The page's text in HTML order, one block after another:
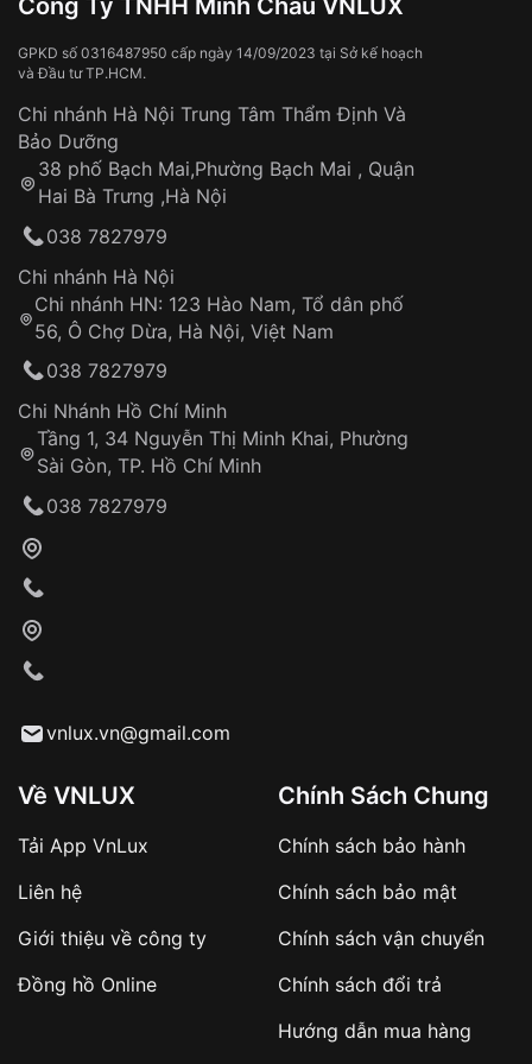
Thời gian vận chuyển trung bình: 3 – 5 ngày
làm việc
Áp dụng cho tất cả tỉnh thành trên toàn quốc
Thời gian tính từ khi xác nhận đơn hàng thành
công
Hotline: 0585 215 215
Từ khóa SEO:
Khách hàng kiểm tra và thanh toán trực tiếp
Từ khóa SEO:
sản phẩm đặc biệt
Khách hàng cần
đặt cọc trước 10% giá trị đơn
hàng
Số tiền còn lại thanh toán khi nhận hàng hoặc
Tai nạn hoặc tác động từ bên ngoài
Hao mòn tự nhiên theo thời gian:
Dây đeo
Sản phẩm đã bị:
Tự ý sửa chữa
thống VNLUX
Đảm bảo quyền lợi khách hàng
Đồng hành cùng khách hàng trong suốt quá
trình sử dụng
Công Ty TNHH Minh Châu VNLUX
GPKD số 0316487950 cấp ngày 14/09/2023 tại Sở kế hoạch
và Đầu tư TP.HCM.
Chi nhánh Hà Nội Trung Tâm Thẩm Định Và
Bảo Dưỡng
38 phố Bạch Mai,Phường Bạch Mai , Quận
Hai Bà Trưng ,Hà Nội
038 7827979
Chi nhánh Hà Nội
Chi nhánh HN: 123 Hào Nam, Tổ dân phố
56, Ô Chợ Dừa, Hà Nội, Việt Nam
038 7827979
Chi Nhánh Hồ Chí Minh
Tầng 1, 34 Nguyễn Thị Minh Khai, Phường
Sài Gòn, TP. Hồ Chí Minh
038 7827979
vnlux.vn@gmail.com
Về VNLUX
Tải App VnLux
Liên hệ
Giới thiệu về công ty
Đồng hồ Online
Chính Sách Chung
Chính sách bảo hành
Chính sách bảo mật
Chính sách vận chuyển
Chính sách đổi trả
Hướng dẫn mua hàng